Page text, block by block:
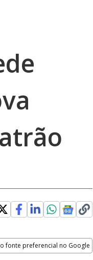
fonte preferencial no Google